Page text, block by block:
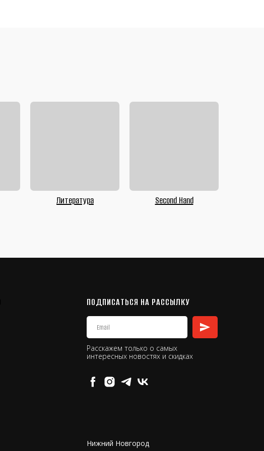
Литература Second Hand
ПОДПИСАТЬСЯ НА РАССЫЛКУ
Расскажем только о самых
интересных новостях и скидках
Нижний Новгород